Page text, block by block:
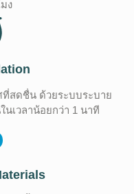
ง
ที่สดชื่น ด้วยระบบระบาย
เวลาน้อยกว่า 1 นาที